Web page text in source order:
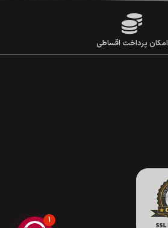
امکان پرداخت اقساطی
1